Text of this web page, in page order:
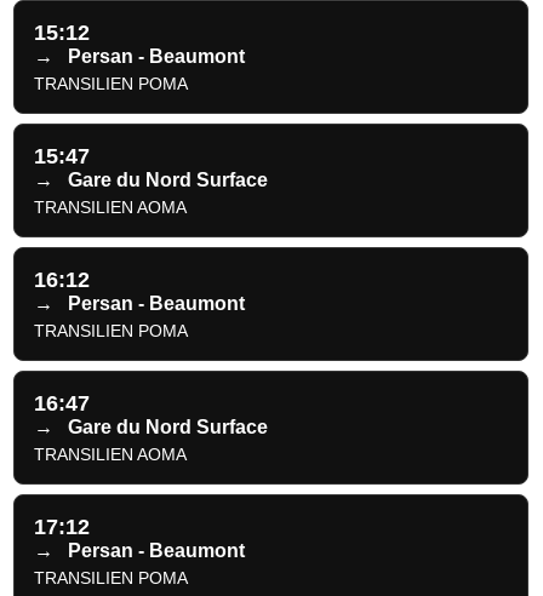
15:12
→ Persan - Beaumont
TRANSILIEN POMA
15:47
→ Gare du Nord Surface
TRANSILIEN AOMA
16:12
→ Persan - Beaumont
TRANSILIEN POMA
16:47
→ Gare du Nord Surface
TRANSILIEN AOMA
17:12
→ Persan - Beaumont
TRANSILIEN POMA